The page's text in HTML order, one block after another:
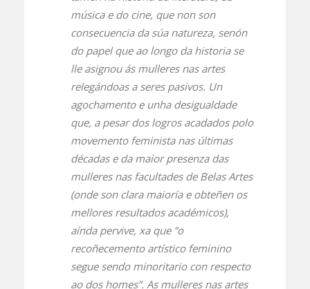
música e do cine, que non son
consecuencia da súa natureza, senón
do papel que ao longo da historia se
lle asignou ás mulleres nas artes
relegándoas a seres pasivos. Un
agochamento e unha desigualdade
que, a pesar dos logros acadados polo
movemento feminista nas últimas
décadas e da maior presenza das
mulleres nas facultades de Belas Artes
(onde son clara maioría e obteñen os
mellores resultados académicos),
aínda pervive, xa que “o
recoñecemento artístico feminino
segue sendo minoritario con respecto
ao dos homes”. As mulleres nas artes